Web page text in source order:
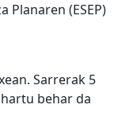
Planaren (ESEP)
Sarrerak 5
behar da